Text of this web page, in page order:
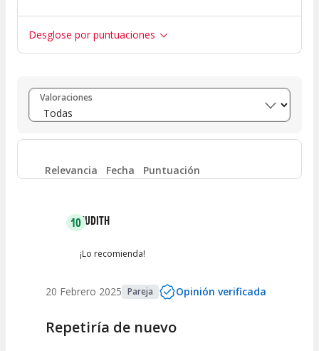
Desglose por puntuaciones
Entre 8 y 10 (49)
Entre 6 y 8 (0)
Entre 4 y 6 0
Valoraciones
Relevancia Fecha Puntuación
10JUDITH
¡Lo recomienda!
20 Febrero 2025 Pareja Opinión verificada
Repetiría de nuevo